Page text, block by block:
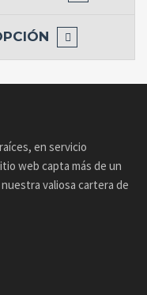
en servicio
web capta más de un
valiosa cartera de